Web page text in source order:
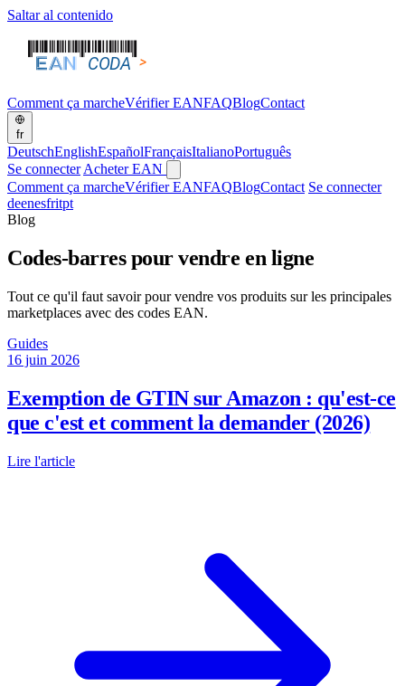
Saltar al contenido
Comment ça marcheVérifier EANFAQBlogContact
fr
DeutschEnglishEspañolFrançaisItalianoPortuguês
Se connecter Acheter EAN
Comment ça marcheVérifier EANFAQBlogContact Se connecter
deenesfritpt
Blog
Codes-barres pour vendre en ligne
Tout ce qu'il faut savoir pour vendre vos produits sur les principales
marketplaces avec des codes EAN.
Guides
16 juin 2026
Exemption de GTIN sur Amazon : qu'est-ce
que c'est et comment la demander (2026)
Lire l'article